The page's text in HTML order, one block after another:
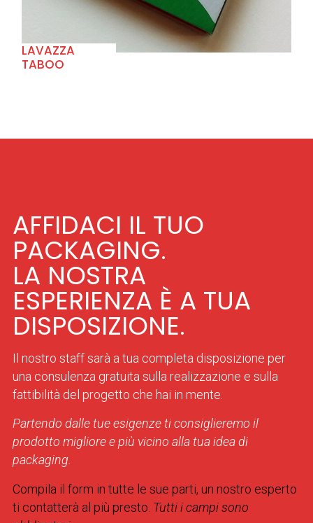
LAVAZZA
TABOO
AFFIDACI IL TUO
PACKAGING.
LA NOSTRA
ESPERIENZA È A TUA
DISPOSIZIONE.
Il nostro staff sarà a tua completa disposizione per
una consulenza gratuita sulla realizzazione e sulla
fattibilità del progetto che hai in mente.
Partendo dalle tue esigenze ti consiglieremo il
prodotto migliore e più vicino alla tua idea di
packaging.
Compila il form in tutte le sue parti, un nostro esperto
ti contatterà al più presto. Tutti i campi sono